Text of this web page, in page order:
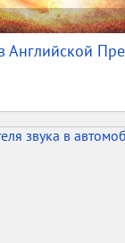
Английской